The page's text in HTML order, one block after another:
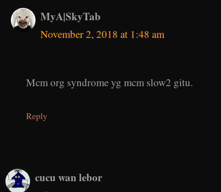
MyA|SkyTab
November 2, 2018 at 1:48 am
Mcm org syndrome yg mcm slow2 gitu.
Reply
cucu wan lebor